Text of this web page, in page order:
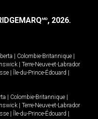
MD, 2026.
Colombie-Britannique
Terre-Neuve-et-Labrador
Île-du-Prince-Édouard
Colombie-Britannique
Terre-Neuve-et-Labrador
Île-du-Prince-Édouard